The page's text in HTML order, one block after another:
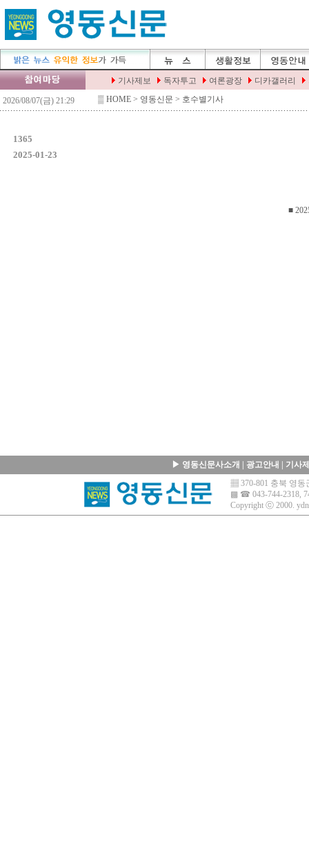
▒ HOME > 영동신문 > 호수별기사
1365
2025-01-23
■
▶ 영동신문사소개 광고안내
기사
▦ 370-801 충북 영
▩ ☎ 043-744-2318,
Copyright ⓒ 2000.